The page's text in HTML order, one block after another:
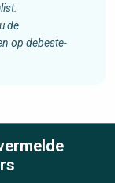
de
op debeste-